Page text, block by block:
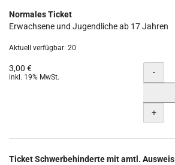
Normales Ticket
Erwachsene und Jugendliche ab 17 Jahren
Aktuell verfügbar: 20
3,00 €
inkl. 19% MwSt. Menge
-
+
Ticket Schwerbehinderte mit amtl. Ausweis